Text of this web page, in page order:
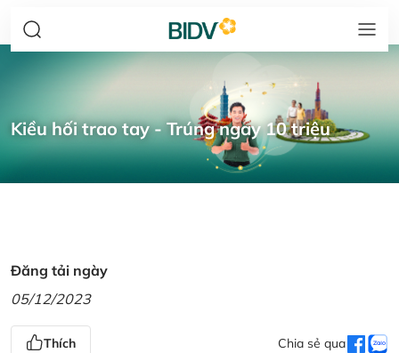
Kiều hối trao tay - Trúng ngay 10 triệu
Đăng tải ngày
05/12/2023
Thích Chia sẻ qua